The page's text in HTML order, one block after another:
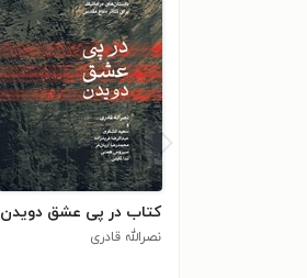
کتاب در پی عشق دویدن
نصرالله قادری